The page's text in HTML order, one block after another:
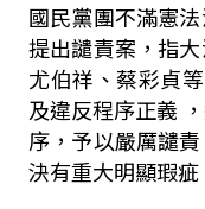
國民黨團不滿憲
提出譴責案，指
尤伯祥、蔡彩貞
及違反程序正義
序，予以嚴厲譴
決有重大明顯瑕疵